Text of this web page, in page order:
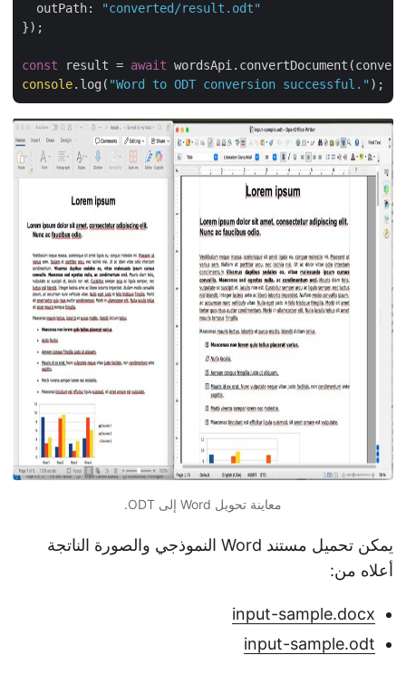
outPath
: "converted/result.odt"
});
const result = await
console.log("Word to ODT conversion successful."
معاينة تحويل Word إلى ODT.
يمكن تحميل مستند Word النموذجي والصورة الناتجة
أعلاه من:
input-sample.docx
input-sample.odt